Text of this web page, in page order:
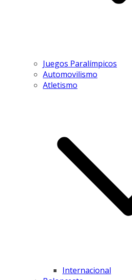
Juegos Paralímpicos
Automovilismo
Atletismo
Internacional